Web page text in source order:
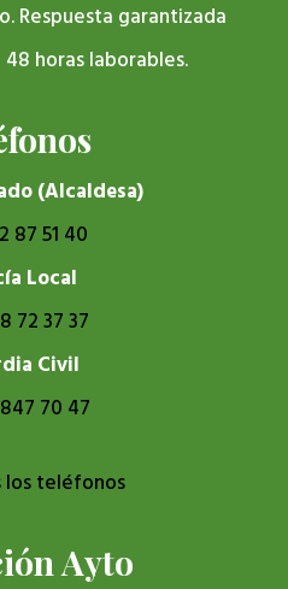
Respuesta garantizada
horas laborables.
(Alcaldesa)
87 51 40
Local
72 37 37
Civil
70 47
teléfonos
Ayto